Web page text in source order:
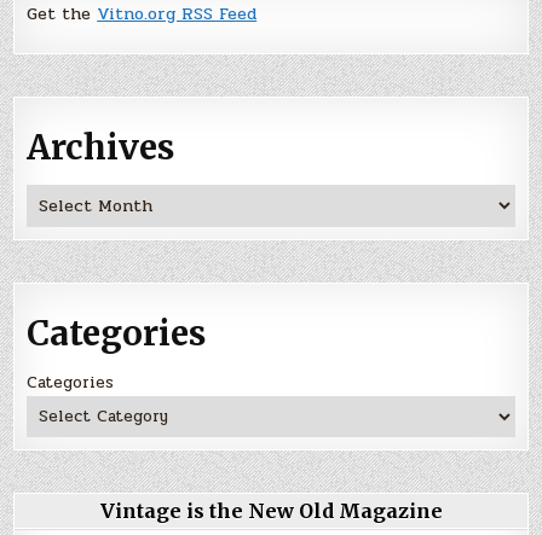
Get theVitno.org RSS Feed
Archives
Archives
Categories
Categories
Vintage is the New Old Magazine